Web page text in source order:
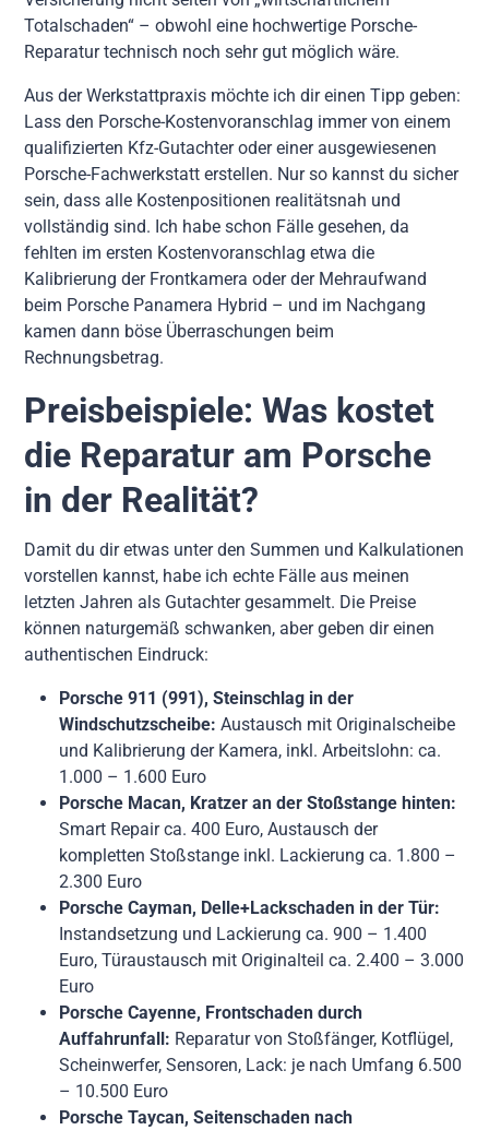
Totalschaden“ – obwohl eine hochwertige Porsche-
Reparatur technisch noch sehr gut möglich wäre.
Aus der Werkstattpraxis möchte ich dir einen Tipp geben:
Lass den Porsche-Kostenvoranschlag immer von einem
qualifizierten Kfz-Gutachter oder einer ausgewiesenen
Porsche-Fachwerkstatt erstellen. Nur so kannst du sicher
sein, dass alle Kostenpositionen realitätsnah und
vollständig sind. Ich habe schon Fälle gesehen, da
fehlten im ersten Kostenvoranschlag etwa die
Kalibrierung der Frontkamera oder der Mehraufwand
beim Porsche Panamera Hybrid – und im Nachgang
kamen dann böse Überraschungen beim
Rechnungsbetrag.
Preisbeispiele: Was kostet
die Reparatur am Porsche
in der Realität?
Damit du dir etwas unter den Summen und Kalkulationen
vorstellen kannst, habe ich echte Fälle aus meinen
letzten Jahren als Gutachter gesammelt. Die Preise
können naturgemäß schwanken, aber geben dir einen
authentischen Eindruck:
Porsche 911 (991), Steinschlag in der
Windschutzscheibe: Austausch mit Originalscheibe
und Kalibrierung der Kamera, inkl. Arbeitslohn: ca.
1.000 – 1.600 Euro
Porsche Macan, Kratzer an der Stoßstange hinten:
Smart Repair ca. 400 Euro, Austausch der
kompletten Stoßstange inkl. Lackierung ca. 1.800 –
2.300 Euro
Porsche Cayman, Delle+Lackschaden in der Tür:
Instandsetzung und Lackierung ca. 900 – 1.400
Euro, Türaustausch mit Originalteil ca. 2.400 – 3.000
Euro
Porsche Cayenne, Frontschaden durch
Auffahrunfall: Reparatur von Stoßfänger, Kotflügel,
Scheinwerfer, Sensoren, Lack: je nach Umfang 6.500
– 10.500 Euro
Porsche Taycan, Seitenschaden nach